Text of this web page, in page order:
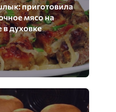
приготовила
мясо на
духовке